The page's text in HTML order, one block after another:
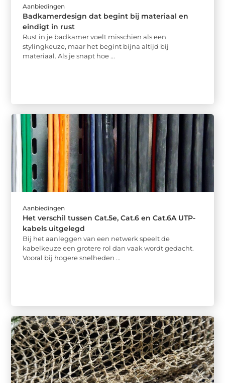
Aanbiedingen
Badkamerdesign dat begint bij materiaal en
eindigt in rust
Rust in je badkamer voelt misschien als een
stylingkeuze, maar het begint bijna altijd bij
materiaal. Als je snapt hoe ...
Aanbiedingen
Het verschil tussen Cat.5e, Cat.6 en Cat.6A UTP-
kabels uitgelegd
Bij het aanleggen van een netwerk speelt de
kabelkeuze een grotere rol dan vaak wordt gedacht.
Vooral bij hogere snelheden ...